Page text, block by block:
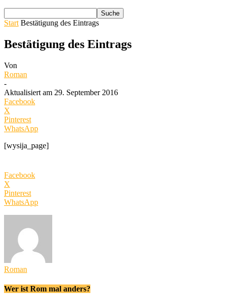
Start Bestätigung des Eintrags
Bestätigung des Eintrags
Von
Roman
-
Aktualisiert am 29. September 2016
Facebook
X
Pinterest
WhatsApp
[wysija_page]
Facebook
X
Pinterest
WhatsApp
Roman
Wer ist Rom mal anders?